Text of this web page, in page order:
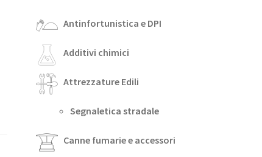
Antinfortunistica e DPI
Additivi chimici
Attrezzature Edili
Segnaletica stradale
Canne fumarie e accessori